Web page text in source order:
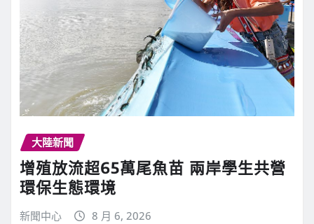
大陸新聞
增殖放流超65萬尾魚苗 兩岸學生共營
環保生態環境
新聞中心 8 月 6, 2026